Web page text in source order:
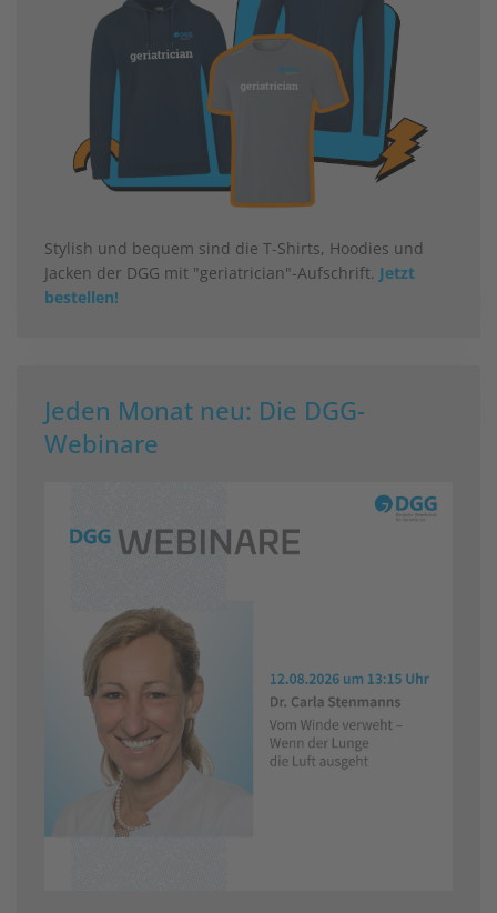
Stylish und bequem sind die T-Shirts, Hoodies und
Jacken der DGG mit "geriatrician"-Aufschrift. Jetzt
bestellen!
Jeden Monat neu: Die DGG-
Webinare